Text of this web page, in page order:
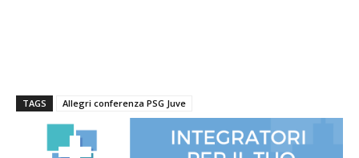
TAGS Allegri conferenza PSG Juve